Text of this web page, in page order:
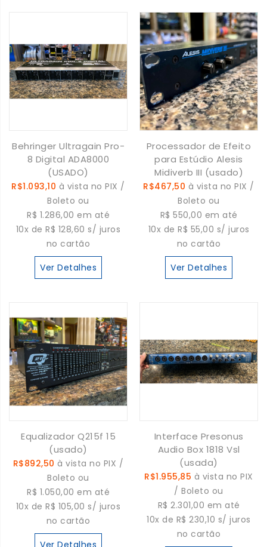
Behringer Ultragain Pro-
8 Digital ADA8000
(USADO)
R$1.093,10 à vista no PIX /
Boleto ou
R$ 1.286,00 em até
10x de R$ 128,60 s/ juros
no cartão
Ver Detalhes
Processador de Efeito
para Estúdio Alesis
Midiverb III (usado)
R$467,50 à vista no PIX /
Boleto ou
R$ 550,00 em até
10x de R$ 55,00 s/ juros
no cartão
Ver Detalhes
Equalizador Q215f 15
(usado)
R$892,50 à vista no PIX /
Boleto ou
R$ 1.050,00 em até
10x de R$ 105,00 s/ juros
no cartão
Ver Detalhes
Interface Presonus
Audio Box 1818 Vsl
(usada)
R$1.955,85 à vista no PIX
/ Boleto ou
R$ 2.301,00 em até
10x de R$ 230,10 s/ juros
no cartão